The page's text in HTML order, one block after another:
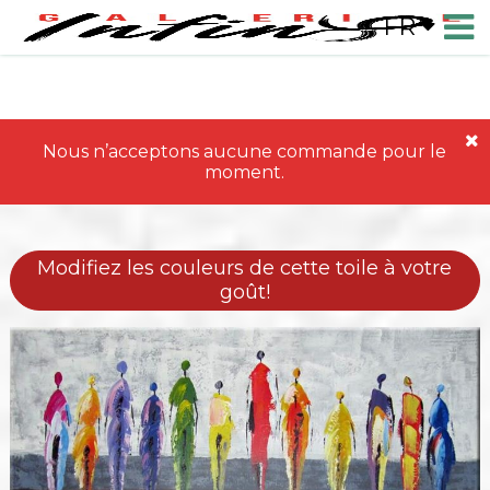
FR
Nous n’acceptons aucune commande pour le
moment.
Modifiez les couleurs de cette toile à votre
goût!